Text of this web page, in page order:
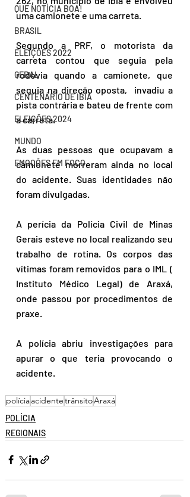
QUE NOTÍCIA BOA!
BRASIL
ELEIÇÕES 2022
GERAL
CENTENÁRIO DE IBIÁ
ELEIÇÕES 2024
MUNDO
EMOÇÕES EM FOCO
uma camionete e uma carreta.
Segundo a PRF, o motorista da
carreta contou que seguia pela
rodovia quando a camionete, que
seguia na direção oposta,  invadiu a
pista contrária e bateu de frente com
a carreta.
As duas pessoas que ocupavam a
camionete morreram ainda no local
do acidente. Suas identidades não
foram divulgadas.
A perícia da Polícia Civil de Minas
Gerais esteve no local realizando seu
trabalho de rotina. Os corpos das
vítimas foram removidos para o IML (
Instituto Médico Legal) de Araxá,
onde passou por procedimentos de
praxe.
A polícia abriu investigações para
apurar o que teria provocando o
acidente.
políciaacidentetrânsitoAraxá
POLÍCIA
REGIONAIS